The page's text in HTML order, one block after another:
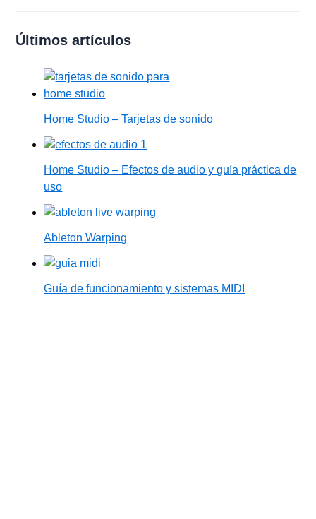
Últimos artículos
Home Studio – Tarjetas de sonido
Home Studio – Efectos de audio y guía práctica de
uso
Ableton Warping
Guía de funcionamiento y sistemas MIDI